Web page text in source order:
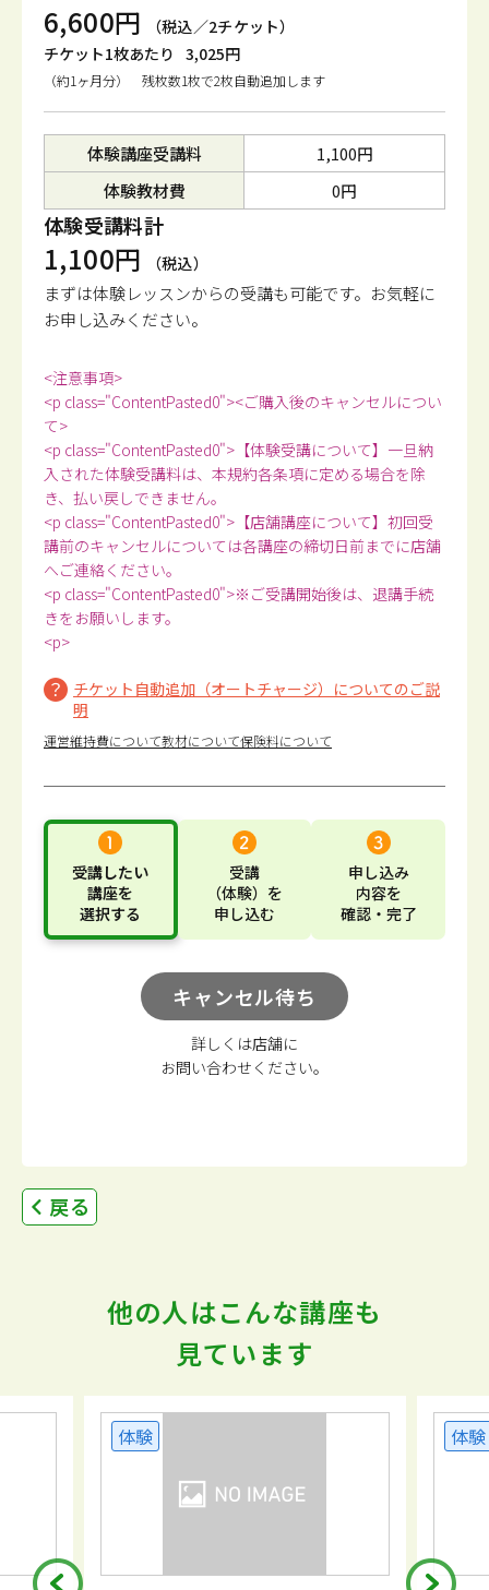
6,600円
（税込／2チケット）
チケット1枚あたり 3,025円
（約1ヶ月分） 残枚数1枚で2枚自動追加します
体験講座受講料
1,100円
体験教材費
0円
体験受講料計
1,100円 （税込）
まずは体験レッスンからの受講も可能です。 お気軽に
お申し込みください。
<注意事項>
<p class="ContentPasted0"><ご購入後のキャンセルについ
て>
<p class="ContentPasted0">【体験受講について】一旦納
入された体験受講料は、本規約各条項に定める場合を除
き、払い戻しできません。
<p class="ContentPasted0">【店舗講座について】初回受
講前のキャンセルについては各講座の締切日前までに店舗
へご連絡ください。
<p class="ContentPasted0">※ご受講開始後は、退講手続
きをお願いします。
<p>
チケット自動追加（オートチャージ）についてのご説
明
運営維持費について教材について保険料について
受講したい
講座を
選択する
受講
（体験） を
申し込む
申し込み
内容を
確認・完了
キャンセル待ち
詳しくは店舗に
お問い合わせください。
戻る
他の人はこんな講座も
見ています
体験 体験